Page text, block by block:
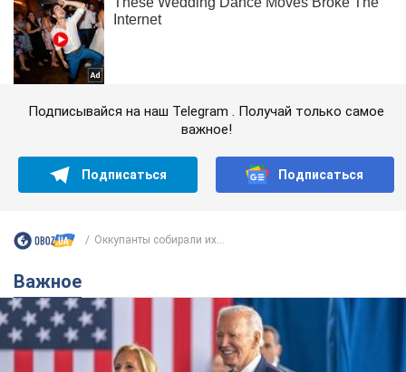
Подписывайся на наш Telegram . Получай только самое
важное!
Подписаться Подписаться
Оккупанты собирали их...
Важное